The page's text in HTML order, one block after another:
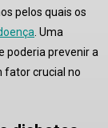
pelos quais os
Uma
poderia prevenir a
fator crucial no